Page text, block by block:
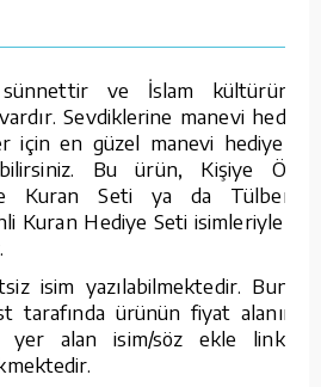
sünnettir ve İslam kültüründe
Sevdiklerine manevi hediye
için en güzel manevi hediyeleri
Bu ürün, Kişiye Özel
Kuran Seti ya da Tülbentli
Kuran Hediye Seti isimleriyle de
isim yazılabilmektedir. Bunun
tarafında ürünün fiyat alanının
yer alan isim/söz ekle linkine